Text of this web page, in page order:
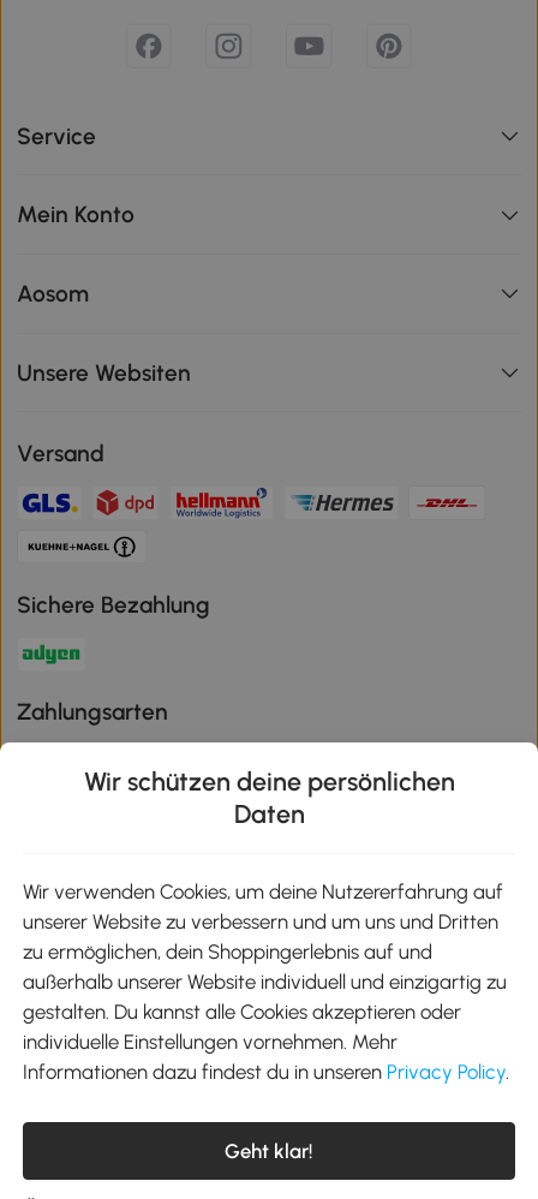
Service
Mein Konto
Aosom
Unsere Websiten
Versand
Sichere Bezahlung
Zahlungsarten
Aosom-App
Google Play
Tel.: +49 40 87408465
kontakt@aosom.de
Telefonservice Mo.-Fr. 9:00-17:30 Uhr
Wir schützen deine persönlichen
Daten
Wir verwenden Cookies, um deine Nutzererfahrung auf
unserer Website zu verbessern und um uns und Dritten
zu ermöglichen, dein Shoppingerlebnis auf und
außerhalb unserer Website individuell und einzigartig zu
gestalten. Du kannst alle Cookies akzeptieren oder
individuelle Einstellungen vornehmen. Mehr
Informationen dazu findest du in unseren Privacy Policy.
Geht klar!